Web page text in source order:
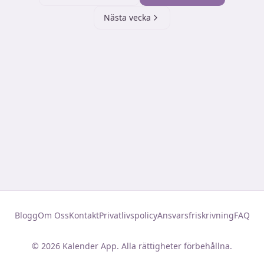
Nästa vecka
BloggOm OssKontaktPrivatlivspolicyAnsvarsfriskrivningFAQ
© 2026 Kalender App. Alla rättigheter förbehållna.